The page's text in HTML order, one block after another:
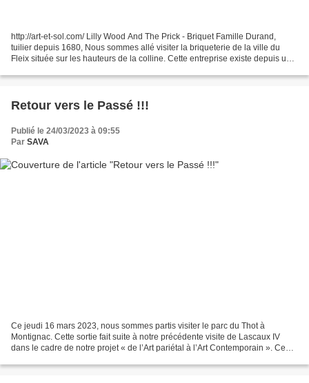
http://art-et-sol.com/ Lilly Wood And The Prick - Briquet Famille Durand,
tuilier depuis 1680, Nous sommes allé visiter la briqueterie de la ville du
Fleix située sur les hauteurs de la colline. Cette entreprise existe depuis un
Retour vers le Passé !!!
Publié le 24/03/2023 à 09:55
Par SAVA
Ce jeudi 16 mars 2023, nous sommes partis visiter le parc du Thot à
Montignac. Cette sortie fait suite à notre précédente visite de Lascaux IV
dans le cadre de notre projet « de l’Art pariétal à l’Art Contemporain ». Ce